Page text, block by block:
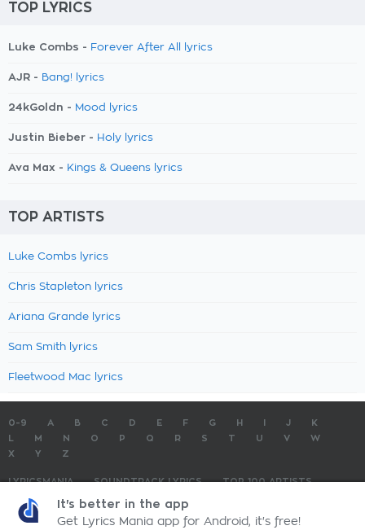
TOP LYRICS
Luke Combs - Forever After All lyrics
AJR - Bang! lyrics
24kGoldn - Mood lyrics
Justin Bieber - Holy lyrics
Ava Max - Kings & Queens lyrics
TOP ARTISTS
Luke Combs lyrics
Chris Stapleton lyrics
Ariana Grande lyrics
Sam Smith lyrics
Fleetwood Mac lyrics
0-9 A B C D E F G H J
K
M N O P Q R S T U V
W
X
Y Z
LYRICSMANIA SOUNDTRACK LYRICS
TOP 100 ARTISTS
TOP 100 LYRICS
LyricsMania.com - Copyright © 2026 - All Rights ReservedPrivacy Policy
It's better in the app
Get Lyrics Mania app for Android, it's free!